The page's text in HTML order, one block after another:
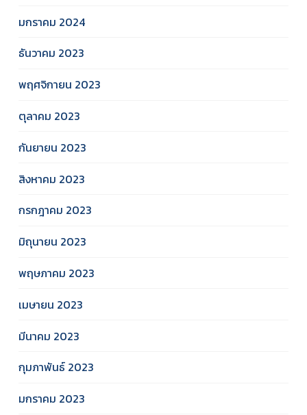
มกราคม 2024
ธันวาคม 2023
พฤศจิกายน 2023
ตุลาคม 2023
กันยายน 2023
สิงหาคม 2023
กรกฎาคม 2023
มิถุนายน 2023
พฤษภาคม 2023
เมษายน 2023
มีนาคม 2023
กุมภาพันธ์ 2023
มกราคม 2023